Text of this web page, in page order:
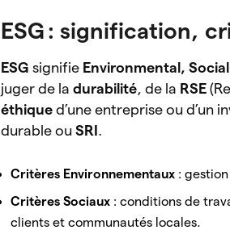
ESG : signification,
ESG signifie Environmental,
juger de ladurabilité, de la RSE
éthique d’une entreprise ou d’un
durable ouSRI .
Critères Environnementaux :
Critères Sociaux : conditions de
clients et communautés locales.